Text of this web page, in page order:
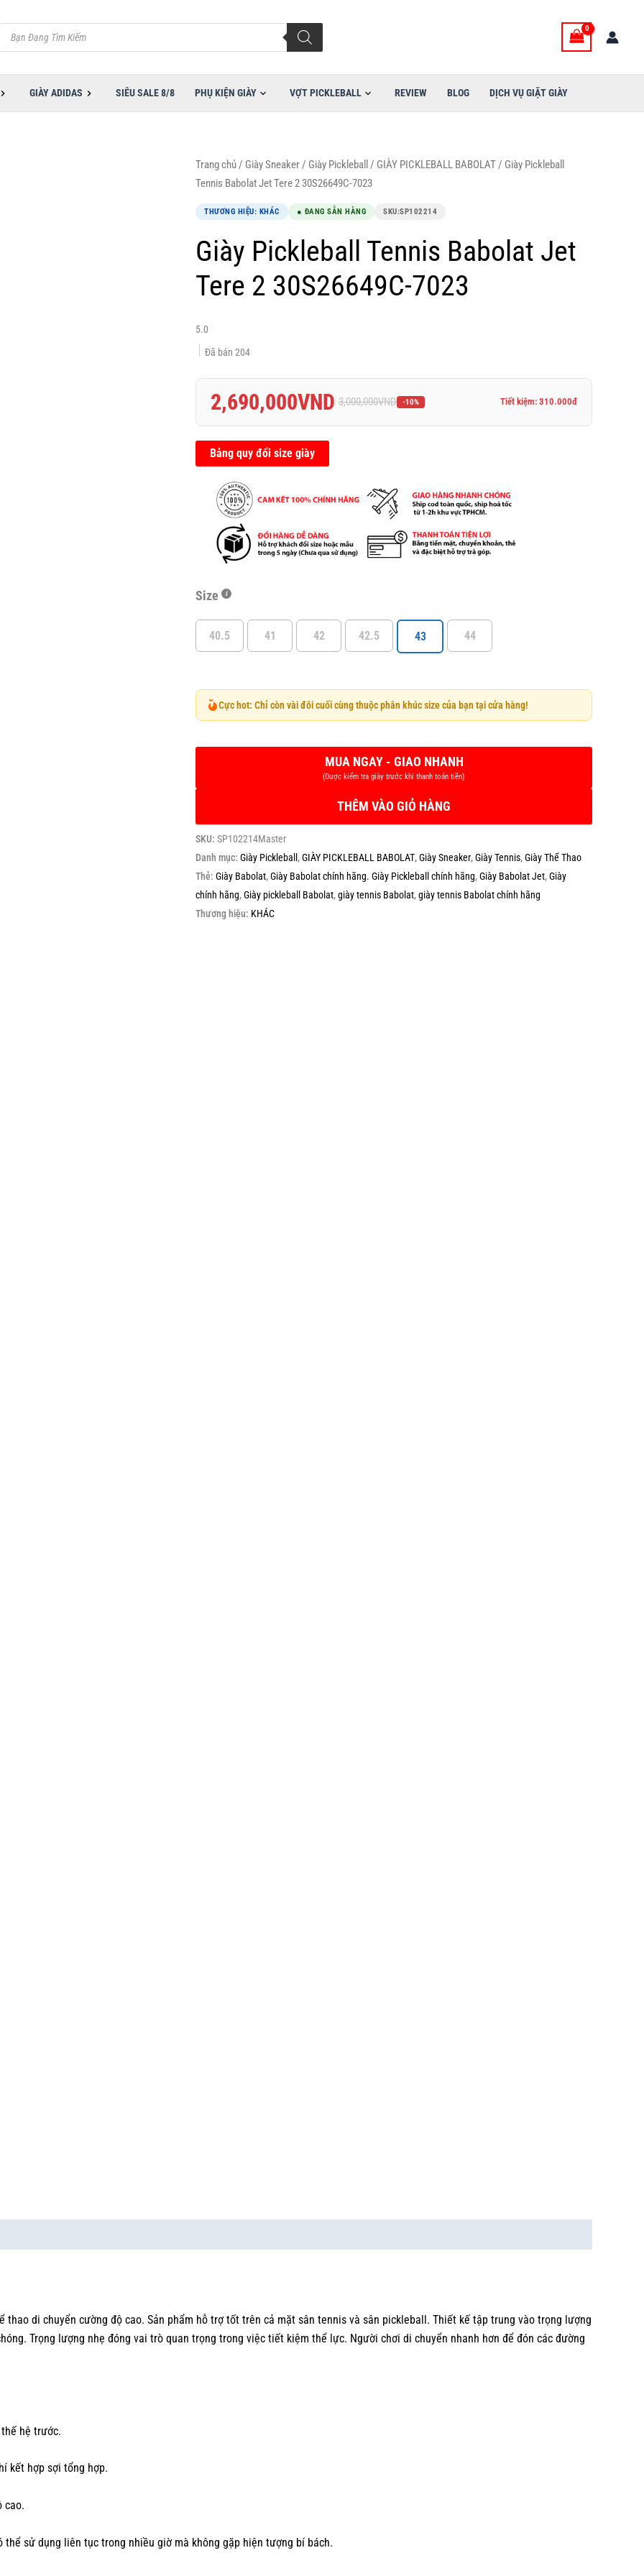
Tìm
kiếm
sản
GIÀY ADIDAS SIÊU SALE 8/8 PHỤ KIỆN GIÀY VỢT PICKLEBALL REVIEW BLOG DỊCH VỤ GIẶT GIÀY
Trang chủ/ Giày Sneaker/ Giày Pickleball / GIÀY PICKLEBALL BABOLAT/ Giày Pickleball
Tennis Babolat Jet Tere 2 30S26649C-7023
THƯƠNG HIỆU: KHÁC ● ĐANG SẴN HÀNG SKU:SP102214
Giày Pickleball Tennis Babolat Jet
Tere 2 30S26649C-7023
5.0
Đã bán 204
3,000,000VND
Giá
gốc
là:
3,000,000VND.
2,690,000VND
Giá
hiện
tại
là:
2,690,000VND.
-10% Tiết kiệm: 310.000đ
Bảng quy đổi size giày
Size
40.5 41 42 42.5 43 44
Cực hot: Chỉ còn vài đôi cuối cùng thuộc phân khúc size của bạn tại cửa hàng!
Giày
Pickleball
Tennis
Babolat
Jet
Tere
2
30S26649C-
số
lượng
THÊM VÀO GIỎ HÀNG
SKU: SP102214Master
Danh mục: Giày Pickleball ,GIÀY PICKLEBALL BABOLAT,Giày Sneaker,Giày Tennis,Giày Thể Thao
Thẻ: Giày Babolat,Giày Babolat chính hãng. Giày Pickleball chính hãng,Giày Babolat Jet,Giày
chính hãng,Giày pickleball Babolat,giày tennis Babolat,giày tennis Babolat chính hãng
Thương hiệu: KHÁC
thao di chuyển cường độ cao. Sản phẩm hỗ trợ tốt trên cả mặt sân tennis và sân pickleball. Thiết kế tập trung vào trọng lượng
Trọng lượng nhẹ đóng vai trò quan trọng trong việc tiết kiệm thể lực. Người chơi di chuyển nhanh hơn để đón các đường
hệ trước.
kết hợp sợi tổng hợp.
cao.
sử dụng liên tục trong nhiều giờ mà không gặp hiện tượng bí bách.